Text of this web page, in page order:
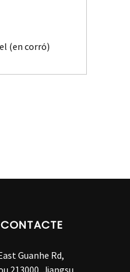
(en corró)
Guanhe Rd,